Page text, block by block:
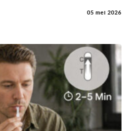
05 mei 2026